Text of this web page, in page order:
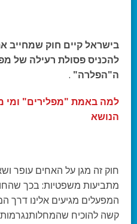
בישראל קיים חוק שמחייב
להכניס פסולת רעילה של
ה"הפלרה"
.
למה באמת "מפלירים" ומי
הנושא
חוק זה מגן על האחים עופר
מתביעות משפטיות: בכך
המפעלים מגיעים אלינו דרך
קשה להוכיח